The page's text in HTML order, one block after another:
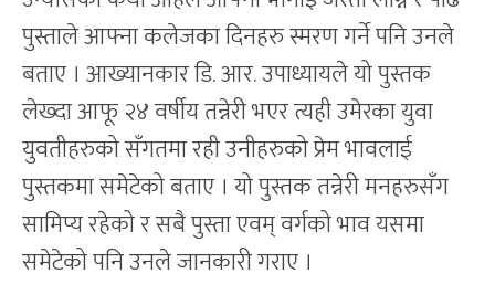
पुस्ताले आफ्ना कलेजका दिनहरु स्मरण गर्ने पनि उनले
बताए । आख्यानकार डि. आर. उपाध्यायले यो पुस्तक
लेख्दा आफू २४ वर्षीय तन्नेरी भएर त्यही उमेरका युवा
युवतीहरुको सँगतमा रही उनीहरुको प्रेम भावलाई
पुस्तकमा समेटेको बताए । यो पुस्तक तन्नेरी मनहरुसँग
सामिप्य रहेको र सबै पुस्ता एवम् वर्गको भाव यसमा
समेटेको पनि उनले जानकारी गराए ।